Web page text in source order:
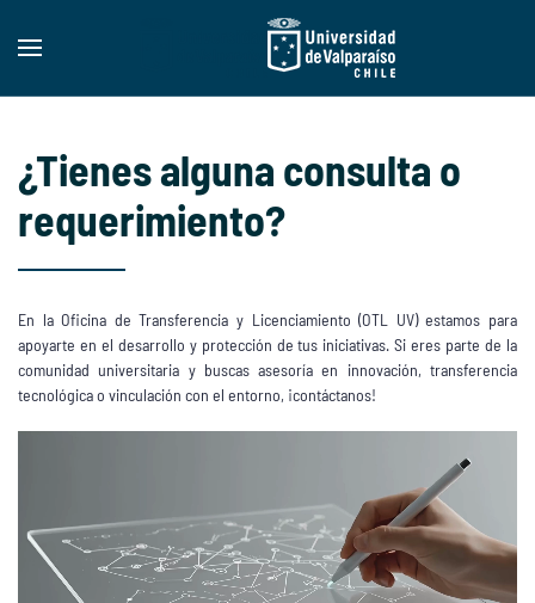
¿Tienes alguna consulta o
requerimiento?
En la Oficina de Transferencia y Licenciamiento (OTL UV) estamos para
apoyarte en el desarrollo y protección de tus iniciativas. Si eres parte de la
comunidad universitaria y buscas asesoría en innovación, transferencia
tecnológica o vinculación con el entorno, ¡contáctanos!